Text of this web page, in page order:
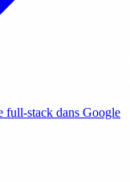
full-stack dans Google